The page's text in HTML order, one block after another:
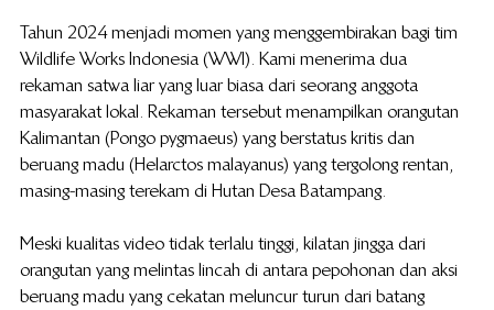
Tahun 2024 menjadi momen yang menggembirakan bagi tim
Wildlife Works Indonesia (WWI). Kami menerima dua
rekaman satwa liar yang luar biasa dari seorang anggota
masyarakat lokal. Rekaman tersebut menampilkan orangutan
Kalimantan (Pongo pygmaeus) yang berstatus kritis dan
beruang madu (Helarctos malayanus) yang tergolong rentan,
masing-masing terekam di Hutan Desa Batampang.
Meski kualitas video tidak terlalu tinggi, kilatan jingga dari
orangutan yang melintas lincah di antara pepohonan dan aksi
beruang madu yang cekatan meluncur turun dari batang